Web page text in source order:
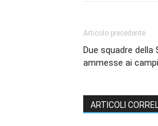
Articolo precedente
Due squadre
ammesse ai
ARTICOLI